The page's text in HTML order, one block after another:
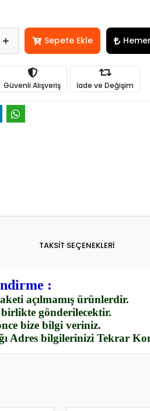
Sepete Ekle
Güvenli Alışveriş İade ve Değişim
TAKSİT SEÇENEKLERİ
:
açılmamış ürünlerdir.
gönderilecektir.
bize bilgi veriniz.
Adres bilgilerinizi Tekrar